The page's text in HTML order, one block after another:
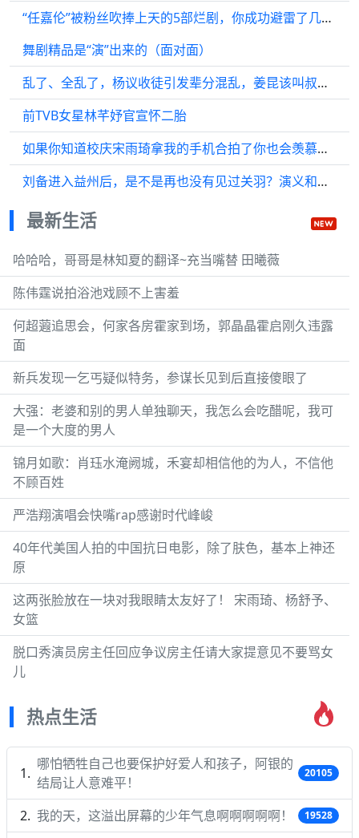
“任嘉伦”被粉丝吹捧上天的5部烂剧，你成功避雷了几部？
舞剧精品是“演”出来的（面对面）
乱了、全乱了，杨议收徒引发辈分混乱，姜昆该叫叔刘惠要磕头敬茶
前TVB女星林芊妤官宣怀二胎
如果你知道校庆宋雨琦拿我的手机合拍了你也会羡慕我的
刘备进入益州后，是不是再也没有见过关羽？演义和正史上不一样
最新生活
哈哈哈，哥哥是林知夏的翻译~充当嘴替 田曦薇
陈伟霆说拍浴池戏顾不上害羞
何超蕸追思会，何家各房霍家到场，郭晶晶霍启刚久违露
面
新兵发现一乞丐疑似特务，参谋长见到后直接傻眼了
大强：老婆和别的男人单独聊天，我怎么会吃醋呢，我可
是一个大度的男人
锦月如歌：肖珏水淹阙城，禾宴却相信他的为人，不信他
不顾百姓
严浩翔演唱会快嘴rap感谢时代峰峻
40年代美国人拍的中国抗日电影，除了肤色，基本上神还
原
这两张脸放在一块对我眼睛太友好了！ 宋雨琦、杨舒予、
女篮
脱口秀演员房主任回应争议房主任请大家提意见不要骂女
儿
热点生活
哪怕牺牲自己也要保护好爱人和孩子，阿银的
结局让人意难平！
20105
我的天，这溢出屏幕的少年气息啊啊啊啊啊！ 19528